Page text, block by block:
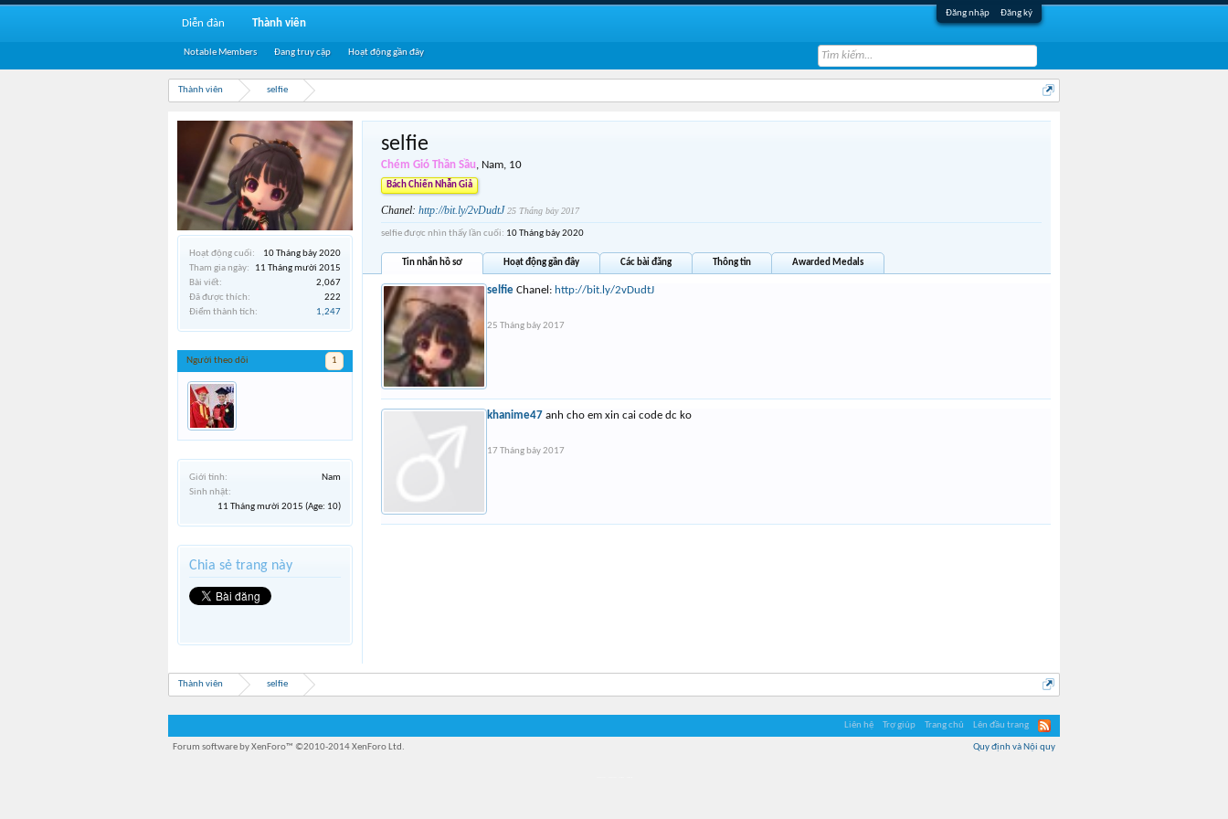
Đăng nhập Đăng ký
Thành viên selfie
Hoạt động cuối:
10 Tháng bảy 2020
Tham gia ngày:
11 Tháng mười 2015
Bài viết:
2,067
Đã được thích:
222
Điểm thành tích:
1,247
Người theo dõi 1
Giới tính:
Nam
Sinh nhật:
11 Tháng mười 2015 (Age: 10)
Chia sẻ trang này
selfie
Chém Gió Thần Sầu, Nam, 10
Bách Chiến Nhẫn Giả
Chanel: http://bit.ly/2vDudtJ 25 Tháng bảy 2017
selfie được nhìn thấy lần cuối: 10 Tháng bảy 2020
Tin nhắn hồ sơ Hoạt động gần đây Các bài đăng Thông tin Awarded Medals
selfie Chanel: http://bit.ly/2vDudtJ
25 Tháng bảy 2017
khanime47 anh cho em xin cai code dc ko
17 Tháng bảy 2017
Thành viên selfie
Diễn đàn Thành viên
Notable Members Đang truy cập Hoạt động gần đây
Liên hệ Trợ giúp Trang chủ Lên đầu trang
Quy định và Nội quy
Forum software by XenForo™ ©2010-2014 XenForo Ltd.